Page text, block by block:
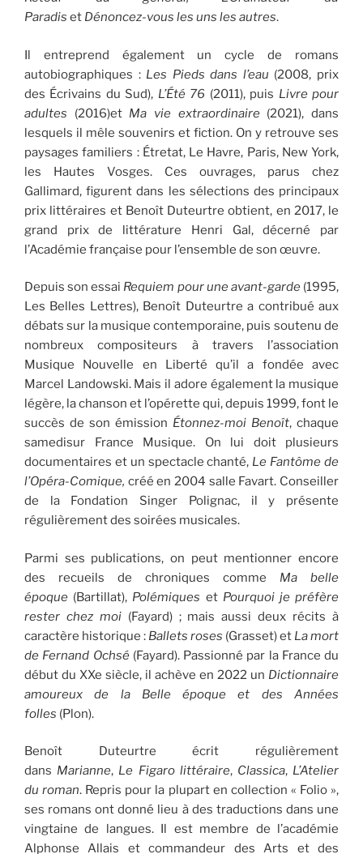
Paradis et Dénoncez-vous les uns les autres.
Il entreprend également un cycle de romans
autobiographiques : Les Pieds dans l’eau (2008, prix
des Écrivains du Sud), L’Été 76 (2011), puis Livre pour
adultes (2016)etMa vie extraordinaire (2021), dans
lesquels il mêle souvenirs et fiction. On y retrouve ses
paysages familiers : Étretat, Le Havre, Paris, New York,
les Hautes Vosges. Ces ouvrages, parus chez
Gallimard, figurent dans les sélections des principaux
prix littéraires et Benoît Duteurtre obtient, en 2017, le
grand prix de littérature Henri Gal, décerné par
l’Académie française pour l’ensemble de son œuvre.
Depuis son essai Requiem pour une avant-garde (1995,
Les Belles Lettres), Benoît Duteurtre a contribué aux
débats sur la musique contemporaine, puis soutenu de
nombreux compositeurs à travers l’association
Musique Nouvelle en Liberté qu’il a fondée avec
Marcel Landowski. Mais il adore également la musique
légère, la chanson et l’opérette qui, depuis 1999, font le
succès de son émission Étonnez-moi Benoît, chaque
samedisur France Musique. On lui doit plusieurs
documentaires et un spectacle chanté, Le Fantôme de
l’Opéra-Comique, créé en 2004 salle Favart. Conseiller
de la Fondation Singer Polignac, il y présente
régulièrement des soirées musicales.
Parmi ses publications, on peut mentionner encore
des recueils de chroniques comme Ma belle
époque (Bartillat), Polémiques et Pourquoi je préfère
rester chez moi (Fayard) ; mais aussi deux récits à
caractère historique : Ballets roses (Grasset) et La mort
de Fernand Ochsé (Fayard). Passionné par la France du
début du XXe siècle, il achève en 2022 un Dictionnaire
amoureux de la Belle époque et des Années
folles (Plon).
Benoît Duteurtre écrit régulièrement
dans Marianne, Le Figaro littéraire, Classica, L’Atelier
du roman. Repris pour la plupart en collection « Folio »,
ses romans ont donné lieu à des traductions dans une
vingtaine de langues. Il est membre de l’académie
Alphonse Allais et commandeur des Arts et des